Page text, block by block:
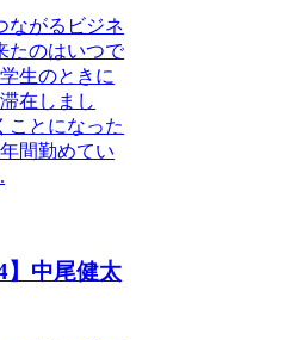
ながるビジネ
たのはいつで
生のときに
在しまし
ことになった
間勤めてい
】中尾健太